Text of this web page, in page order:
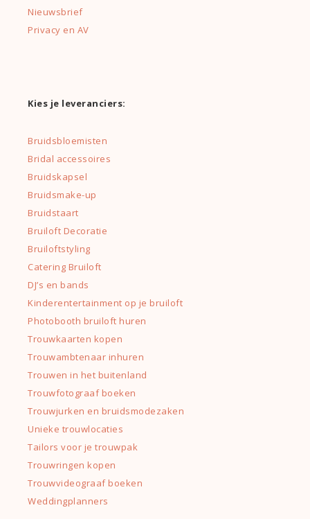
Nieuwsbrief
Privacy en AV
Kies je leveranciers:
Bruidsbloemisten
Bridal accessoires
Bruidskapsel
Bruidsmake-up
Bruidstaart
Bruiloft Decoratie
Bruiloftstyling
Catering Bruiloft
DJ’s en bands
Kinderentertainment op je bruiloft
Photobooth bruiloft huren
Trouwkaarten kopen
Trouwambtenaar inhuren
Trouwen in het buitenland
Trouwfotograaf boeken
Trouwjurken en bruidsmodezaken
Unieke trouwlocaties
Tailors voor je trouwpak
Trouwringen kopen
Trouwvideograaf boeken
Weddingplanners